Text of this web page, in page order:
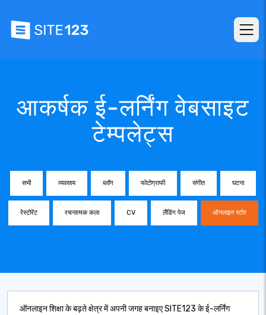
आकर्षक ई-लर्निंग वेबसाइट
टेम्पलेट्स
सभी व्यवसाय ब्लॉग फोटोग्राफी संगीत घटना
रेस्टोरेंट रचनात्मक कला CV लैंडिंग पेज ऑनलाइन स्टोर
ऑनलाइन शिक्षा के बढ़ते क्षेत्र में अपनी जगह बनाइए SITE123 के ई-लर्निंग